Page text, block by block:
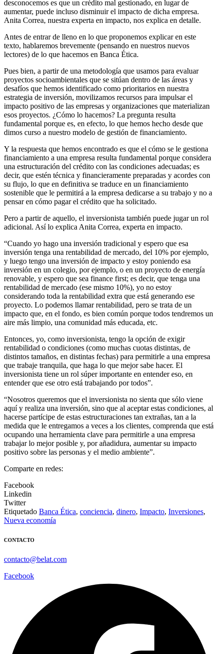
desconocemos es que un crédito mal gestionado, en lugar de
aumentar, puede incluso disminuir el impacto de dicha empresa.
Anita Correa, nuestra experta en impacto, nos explica en detalle.
Antes de entrar de lleno en lo que proponemos explicar en este
texto, hablaremos brevemente (pensando en nuestros nuevos
lectores) de lo que hacemos en Banca Ética.
Pues bien, a partir de una metodología que usamos para evaluar
proyectos socioambientales que se sitúan dentro de las áreas y
desafíos que hemos identificado como prioritarios en nuestra
estrategia de inversión, movilizamos recursos para impulsar el
impacto positivo de las empresas y organizaciones que materializan
esos proyectos. ¿Cómo lo hacemos? La pregunta resulta
fundamental porque es, en efecto, lo que hemos hecho desde que
dimos curso a nuestro modelo de gestión de financiamiento.
Y la respuesta que hemos encontrado es que el cómo se le gestiona
financiamiento a una empresa resulta fundamental porque considera
una estructuración del crédito con las condiciones adecuadas; es
decir, que estén técnica y financieramente preparadas y acordes con
su flujo, lo que en definitiva se traduce en un financiamiento
sostenible que le permitirá a la empresa dedicarse a su trabajo y no a
pensar en cómo pagar el crédito que ha solicitado.
Pero a partir de aquello, el inversionista también puede jugar un rol
adicional. Así lo explica Anita Correa, experta en impacto.
“Cuando yo hago una inversión tradicional y espero que esa
inversión tenga una rentabilidad de mercado, del 10% por ejemplo,
y luego tengo una inversión de impacto y estoy poniendo esa
inversión en un colegio, por ejemplo, o en un proyecto de energía
renovable, y espero que sea finance first; es decir, que tenga una
rentabilidad de mercado (ese mismo 10%), yo no estoy
considerando toda la rentabilidad extra que está generando ese
proyecto. Lo podemos llamar rentabilidad, pero se trata de un
impacto que, en el fondo, es bien común porque todos tendremos un
aire más limpio, una comunidad más educada, etc.
Entonces, yo, como inversionista, tengo la opción de exigir
rentabilidad o condiciones (como muchas cuotas distintas, de
distintos tamaños, en distintas fechas) para permitirle a una empresa
que trabaje tranquila, que haga lo que mejor sabe hacer. El
inversionista tiene un rol súper importante en entender eso, en
entender que ese otro está trabajando por todos”.
“Nosotros queremos que el inversionista no sienta que sólo viene
aquí y realiza una inversión, sino que al aceptar estas condiciones, al
hacerse partícipe de estas estructuraciones tan extrañas, tan a la
medida que le entregamos a veces a los clientes, comprenda que está
ocupando una herramienta clave para permitirle a una empresa
trabajar lo mejor posible y, por añadidura, aumentar su impacto
positivo sobre las personas y el medio ambiente”.
Comparte en redes:
Facebook
Linkedin
Twitter
Etiquetado Banca Ética, conciencia, dinero, Impacto, Inversiones,
Nueva economía
CONTACTO
contacto@belat.com
Facebook